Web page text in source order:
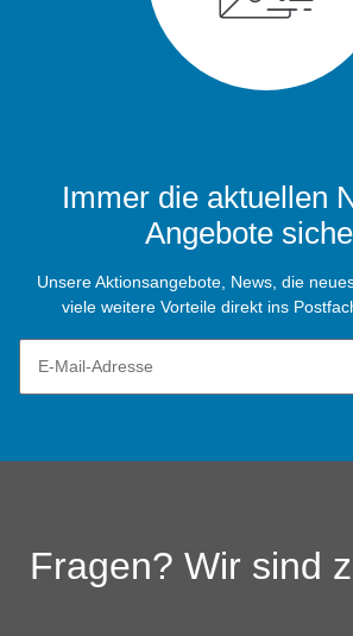
Immer die aktuellen
Angebote
Unsere Aktionsangebote, News, die
viele weitere Vorteile direkt ins
Fragen? Wir sind